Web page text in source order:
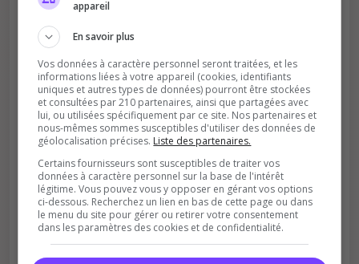
Soutient la communauté
Plus de visibilité = plus de joueurs
appareil
En savoir plus
Vos données à caractère personnel seront traitées, et les
informations liées à votre appareil (cookies, identifiants
uniques et autres types de données) pourront être stockées
et consultées par 210 partenaires, ainsi que partagées avec
lui, ou utilisées spécifiquement par ce site. Nos partenaires et
nous-mêmes sommes susceptibles d'utiliser des données de
géolocalisation précises. Liste des partenaires.
Certains fournisseurs sont susceptibles de traiter vos
données à caractère personnel sur la base de l'intérêt
légitime. Vous pouvez vous y opposer en gérant vos options
ci-dessous. Recherchez un lien en bas de cette page ou dans
le menu du site pour gérer ou retirer votre consentement
dans les paramètres des cookies et de confidentialité.